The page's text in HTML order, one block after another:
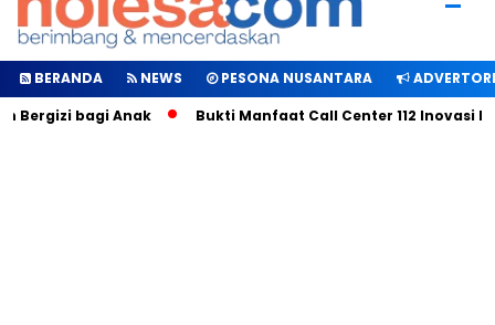
BERANDA NEWS PESONA NUSANTARA
bagi Anak
Bukti Manfaat Call Center 112 Inovasi